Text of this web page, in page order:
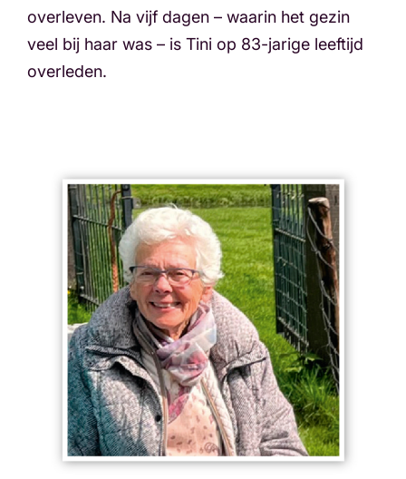
overleven. Na vijf dagen – waarin het gezin
veel bij haar was – is Tini op 83-jarige leeftijd
overleden.